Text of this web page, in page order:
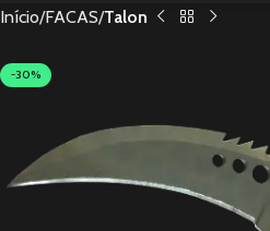
Início FACAS Talon
-30%